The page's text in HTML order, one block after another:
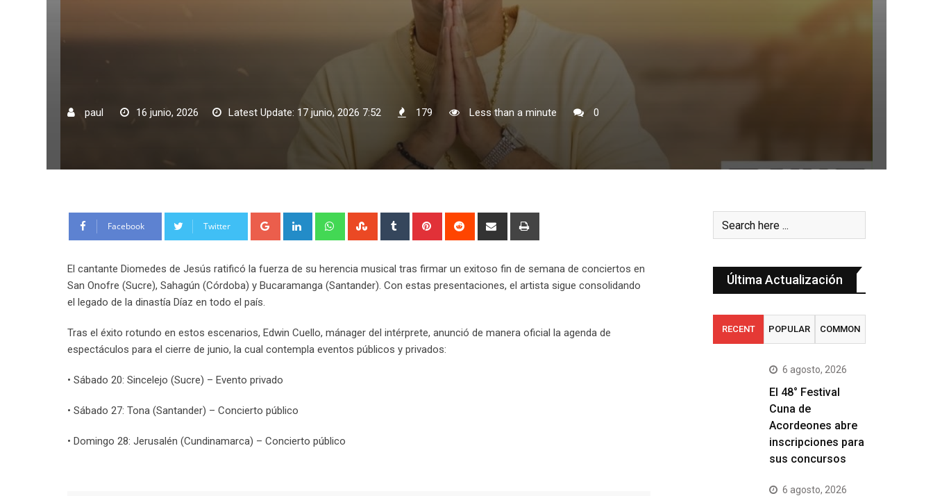
paul 16 junio, 2026 Latest Update: 17 junio, 2026 7:52 179 Less than a minute 0
Facebook Twitter Google+ LinkedIn WhatsappStumbleUpon
Tumblr Pinterest Reddit
Share
El cantante Diomedes de Jesús ratificó la fuerza de su herencia musical tras firmar un exitoso fin de semana de conciertos en
San Onofre (Sucre), Sahagún (Córdoba) y Bucaramanga (Santander). Con estas presentaciones, el artista sigue consolidando
el legado de la dinastía Díaz en todo el país.
Tras el éxito rotundo en estos escenarios, Edwin Cuello, mánager del intérprete, anunció de manera oficial la agenda de
espectáculos para el cierre de junio, la cual contempla eventos públicos y privados:
• Sábado 20: Sincelejo (Sucre) – Evento privado
• Sábado 27: Tona (Santander) – Concierto público
• Domingo 28: Jerusalén (Cundinamarca) – Concierto público
Última Actualización
RECENT POPULAR COMMON
6 agosto, 2026
El 48° Festival
Cuna de
Acordeones abre
inscripciones para
sus concursos
6 agosto, 2026